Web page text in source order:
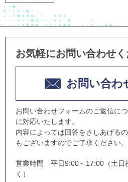
お気軽にお問い合わせ
お問い合わ
お問い合わせフォームのご返信に
に対応いたします。
内容によっては回答をさしあげる
もございますのでご了承ください。
営業時間 平日9:00～17:00（土日
く）